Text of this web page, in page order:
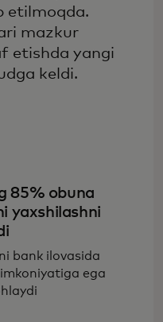
etilmoqda.
mazkur
etishda yangi
keldi.
85% obuna
yaxshilashni
bank ilovasida
ega